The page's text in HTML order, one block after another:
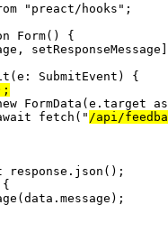
" preact/hooks " ;
Form()
{
, setResponseMessage
( e : SubmitEvent )
{
FormData (e . target
fetch ( " /api/
response . json ();
(data . message );